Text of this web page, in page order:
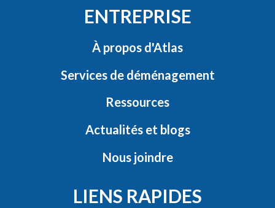
ENTREPRISE
À propos d'Atlas
Services de déménagement
Ressources
Actualités et blogs
Nous joindre
LIENS RAPIDES